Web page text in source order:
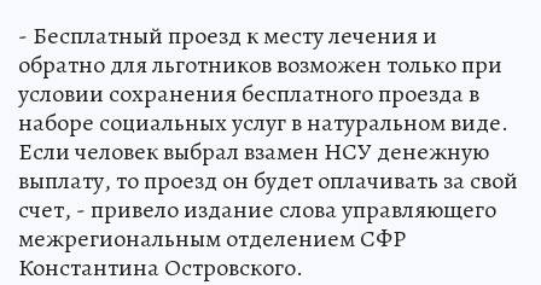
- Бесплатный проезд к месту лечения и
обратно для льготников возможен только при
условии сохранения бесплатного проезда в
наборе социальных услуг в натуральном виде.
Если человек выбрал взамен НСУ денежную
выплату, то проезд он будет оплачивать за свой
счет, - привело издание слова управляющего
межрегиональным отделением СФР
Константина Островского.